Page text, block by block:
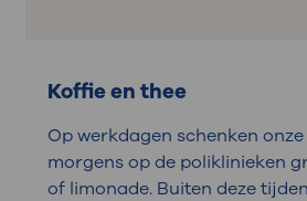
Koffie en thee
Op werkdagen schenken
morgens op de poliklinieken
of limonade. Buiten deze